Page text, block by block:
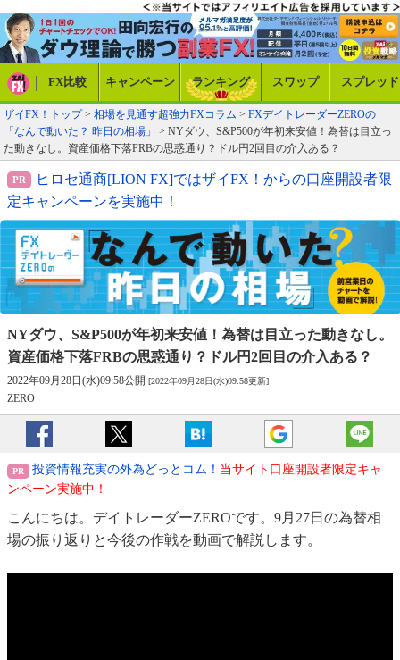
FX比較 キャンペーン ランキング スワップ スプレッド
ザイFX！トップ> 相場を見通す超強力FXコラム > FXデイトレーダーZEROの
「なんで動いた？ 昨日の相場」
> NYダウ、S&P500が年初来安値！為替は目立っ
た動きなし。資産価格下落FRBの思惑通り？ドル円2回目の介入ある？
ヒロセ通商[LION FX]ではザイFX！からの口座開設者限
定キャンペーンを実施中！
NYダウ、S&P500が年初来安値！為替は目立った動きなし。
資産価格下落FRBの思惑通り？ドル円2回目の介入ある？
2022年09月28日(水)09:58公開 [2022年09月28日(水)09:58更新]
ZERO
投資情報充実の外為どっとコム！ 当サイト口座開設者限定キャ
ンペーン実施中！
こんにちは。デイトレーダーZEROです。9月27日の為替相
場の振り返りと今後の作戦を動画で解説します。